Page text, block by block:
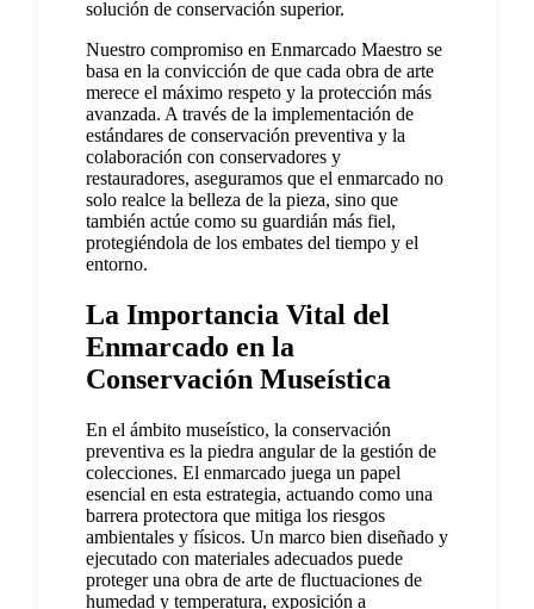
solución de conservación superior.
Nuestro compromiso en Enmarcado Maestro se
basa en la convicción de que cada obra de arte
merece el máximo respeto y la protección más
avanzada. A través de la implementación de
estándares de conservación preventiva y la
colaboración con conservadores y
restauradores, aseguramos que el enmarcado no
solo realce la belleza de la pieza, sino que
también actúe como su guardián más fiel,
protegiéndola de los embates del tiempo y el
entorno.
La Importancia Vital del
Enmarcado en la
Conservación Museística
En el ámbito museístico, la conservación
preventiva es la piedra angular de la gestión de
colecciones. El enmarcado juega un papel
esencial en esta estrategia, actuando como una
barrera protectora que mitiga los riesgos
ambientales y físicos. Un marco bien diseñado y
ejecutado con materiales adecuados puede
proteger una obra de arte de fluctuaciones de
humedad y temperatura, exposición a